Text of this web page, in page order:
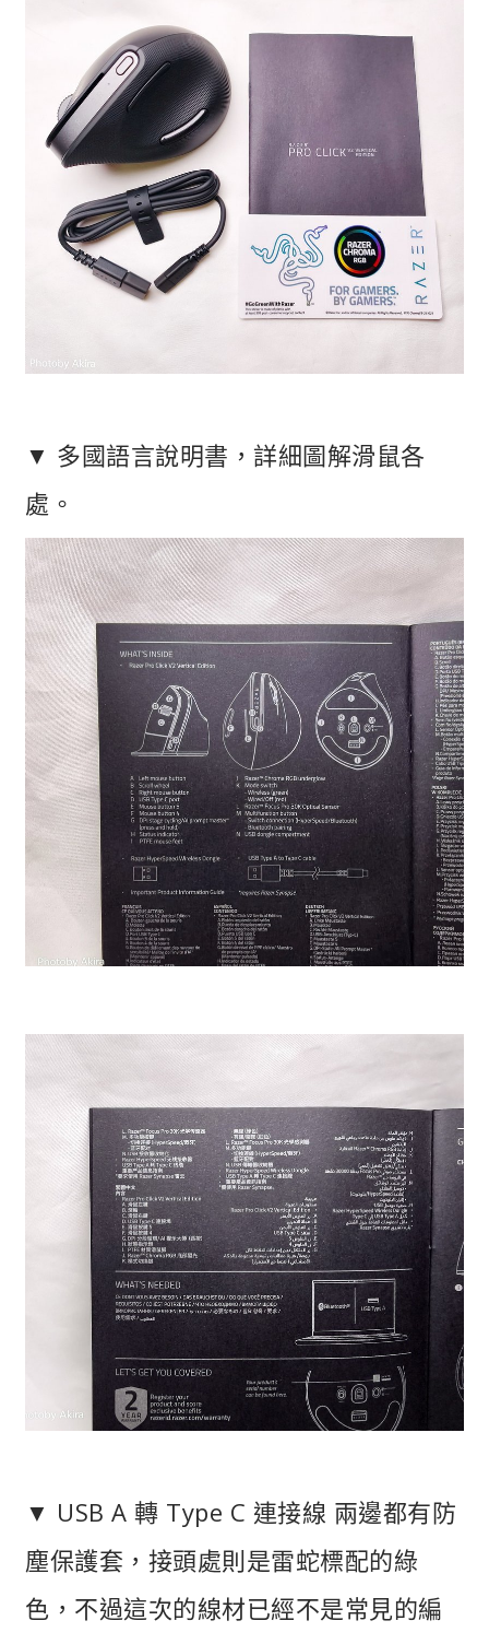
▼ 多國語言說明書，詳細圖解滑鼠各
處。
▼ USB A 轉 Type C 連接線 兩邊都有防
塵保護套，接頭處則是雷蛇標配的綠
色，不過這次的線材已經不是常見的編